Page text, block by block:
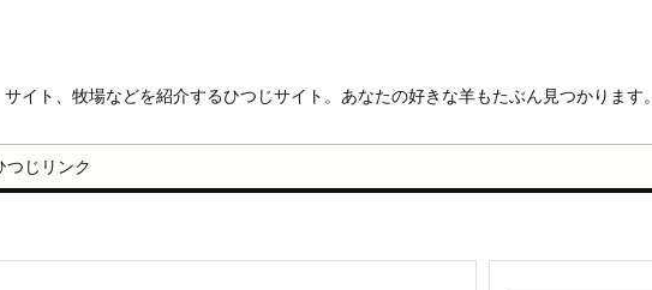
イト、牧場などを紹介するひつじサイト。あなたの好きな羊もたぶん見つかります。
つじリンク